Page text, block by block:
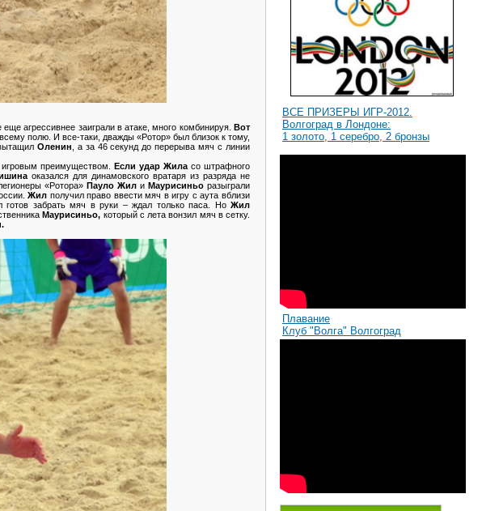
еще агрессивнее заиграли в атаке, много комбинируя.Вот
полю. И все-таки, дважды «Ротор» был близок к тому,
Оленин , а за 46 секунд до перерыва мяч с линии
игровым преимуществом. Если удар Жила со штрафного
оказался для динамовского вратаря из разряда не
«Ротора»Пауло Жил иМаурисиньо разыграли
Жил получил право ввести мяч в игру с аута вблизи
готов забрать мяч в руки – ждал только паса. НоЖил
Маурисиньо, который с лета вонзил мяч в сетку.
ВСЕ ПРИЗЕРЫ ИГР-2012.
Волгоград в Лондоне:
1 золото, 1 серебро, 2 бронзы
Плавание
Клуб "Волга" Волгоград